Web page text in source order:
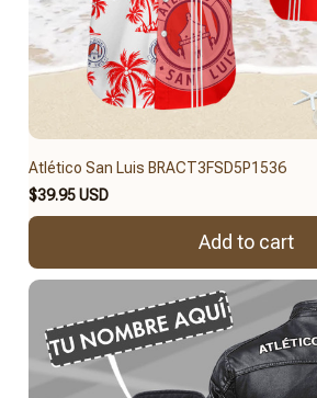
Atlético San Luis BRACT3FSD5P1536
$39.95 USD
Add to cart